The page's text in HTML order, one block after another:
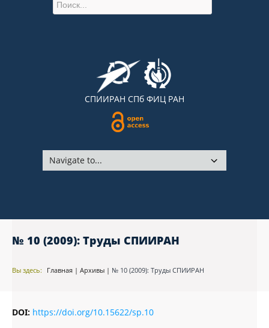
СПИИРАН СПб ФИЦ РАН
№ 10 (2009): Труды СПИИРАН
Вы здесь: Главная | Архивы | № 10 (2009): Труды СПИИРАН
DOI: https://doi.org/10.15622/sp.10